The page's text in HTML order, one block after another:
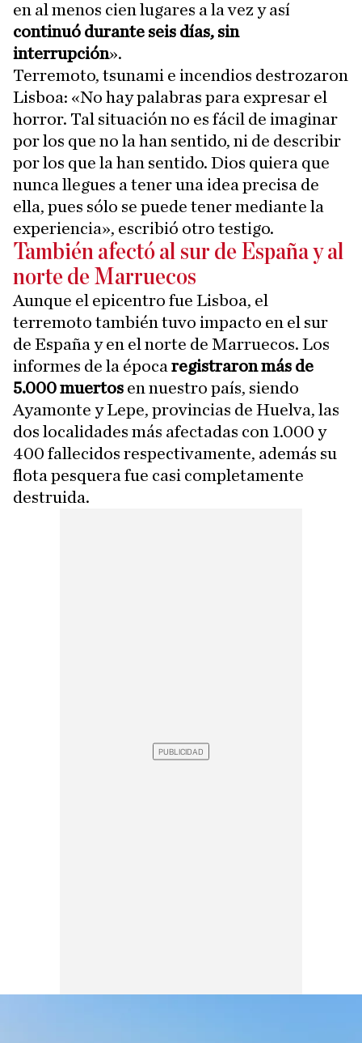
en al menos cien lugares a la vez y así
continuó durante seis días, sin
interrupción».
Terremoto, tsunami e incendios destrozaron
Lisboa: «No hay palabras para expresar el
horror. Tal situación no es fácil de imaginar
por los que no la han sentido, ni de describir
por los que la han sentido. Dios quiera que
nunca llegues a tener una idea precisa de
ella, pues sólo se puede tener mediante la
experiencia», escribió otro testigo.
También afectó al sur de España y al
norte de Marruecos
Aunque el epicentro fue Lisboa, el
terremoto también tuvo impacto en el sur
de España y en el norte de Marruecos. Los
informes de la época registraron más de
5.000 muertos en nuestro país, siendo
Ayamonte y Lepe, provincias de Huelva, las
dos localidades más afectadas con 1.000 y
400 fallecidos respectivamente, además su
flota pesquera fue casi completamente
destruida.